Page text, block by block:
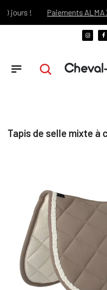
jours ! Paiements ALMA X3
Tapis de selle mixte à